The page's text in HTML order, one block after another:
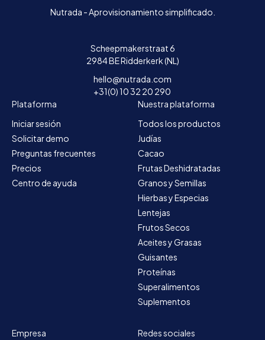
Nutrada - Aprovisionamiento simplificado.
Scheepmakerstraat 6
2984 BE Ridderkerk (NL)
hello@nutrada.com
+31(0) 10 32 20 290
Plataforma
Iniciar sesión
Solicitar demo
Preguntas frecuentes
Precios
Centro de ayuda
Nuestra plataforma
Todos los productos
Judías
Cacao
Frutas Deshidratadas
Granos y Semillas
Hierbas y Especias
Lentejas
Frutos Secos
Aceites y Grasas
Guisantes
Proteínas
Superalimentos
Suplementos
Empresa Redes sociales